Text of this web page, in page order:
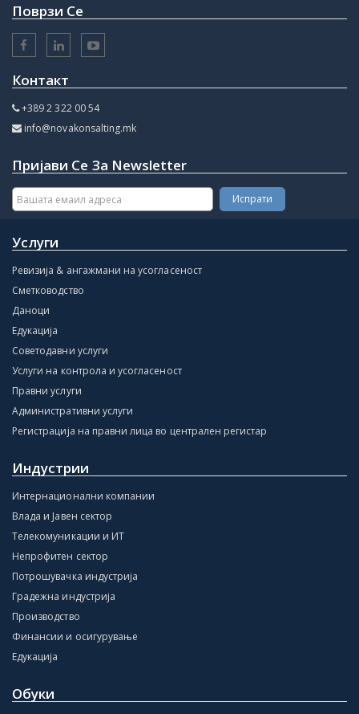
Поврзи Се
Контакт
+389 2 322 00 54
info@novakonsalting.mk
Пријави Се За Newsletter
Услуги
Ревизија & ангажмани на усогласеност
Сметководство
Даноци
Едукација
Советодавни услуги
Услуги на контрола и усогласеност
Правни услуги
Административни услуги
Регистрација на правни лица во централен регистар
Индустрии
Интернационални компании
Влада и Јавен сектор
Телекомуникации и ИТ
Непрофитен сектор
Потрошувачка индустрија
Градежна индустрија
Производство
Финансии и осигурување
Едукација
Обуки